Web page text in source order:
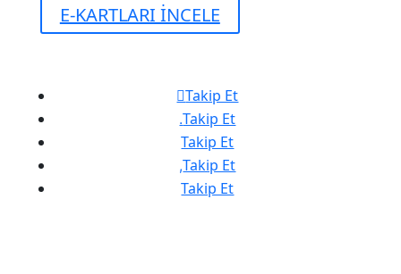
E-KARTLARI İNCELE
Takip Et
Takip Et
Takip Et
Takip Et
Takip Et